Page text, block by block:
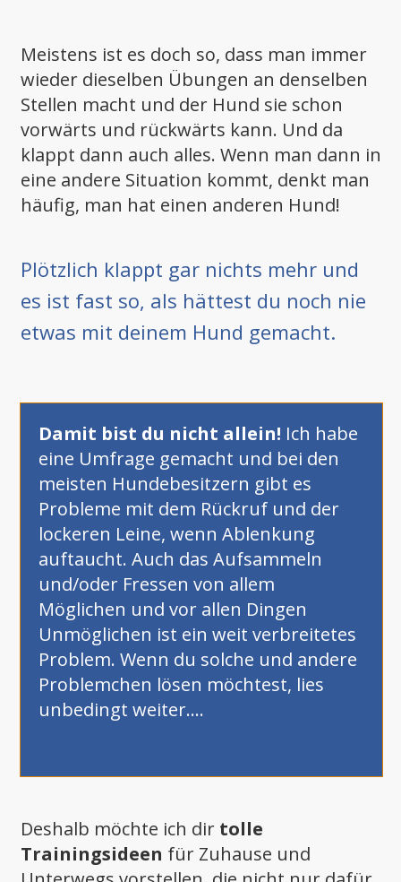
Meistens ist es doch so, dass man immer
wieder dieselben Übungen an denselben
Stellen macht und der Hund sie schon
vorwärts und rückwärts kann. Und da
klappt dann auch alles. Wenn man dann in
eine andere Situation kommt, denkt man
häufig, man hat einen anderen Hund!
Plötzlich klappt gar nichts mehr und
es ist fast so, als hättest du noch nie
etwas mit deinem Hund gemacht.
Damit bist du nicht allein! Ich habe
eine Umfrage gemacht und bei den
meisten Hundebesitzern gibt es
Probleme mit dem Rückruf und der
lockeren Leine, wenn Ablenkung
auftaucht. Auch das Aufsammeln
und/oder Fressen von allem
Möglichen und vor allen Dingen
Unmöglichen ist ein weit verbreitetes
Problem. Wenn du solche und andere
Problemchen lösen möchtest, lies
unbedingt weiter....
Deshalb möchte ich dir tolle
Trainingsideen für Zuhause und